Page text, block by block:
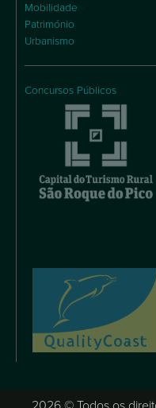
Mobilidade
Património
Urbanismo
Concursos Públicos